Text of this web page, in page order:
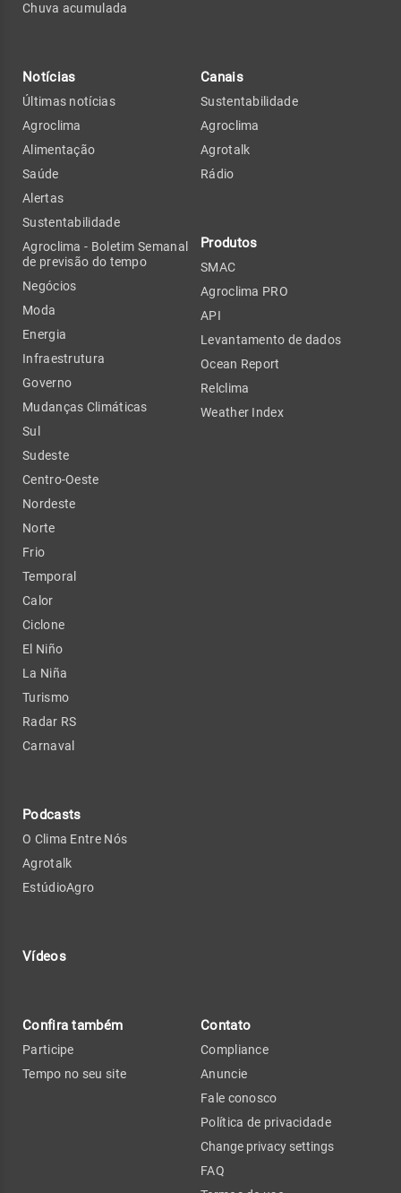
Chuva acumulada
Notícias
Últimas notícias
Agroclima
Alimentação
Saúde
Alertas
Sustentabilidade
Agroclima - Boletim Semanal
de previsão do tempo
Negócios
Moda
Energia
Infraestrutura
Governo
Mudanças Climáticas
Sul
Sudeste
Centro-Oeste
Nordeste
Norte
Frio
Temporal
Calor
Ciclone
El Niño
La Niña
Turismo
Radar RS
Carnaval
Podcasts
O Clima Entre Nós
Agrotalk
EstúdioAgro
Vídeos
Canais
Sustentabilidade
Agroclima
Agrotalk
Rádio
Produtos
SMAC
Agroclima PRO
API
Levantamento de dados
Ocean Report
Relclima
Weather Index
Confira também
Participe
Tempo no seu site
Contato
Compliance
Anuncie
Fale conosco
Política de privacidade
Change privacy settings
FAQ